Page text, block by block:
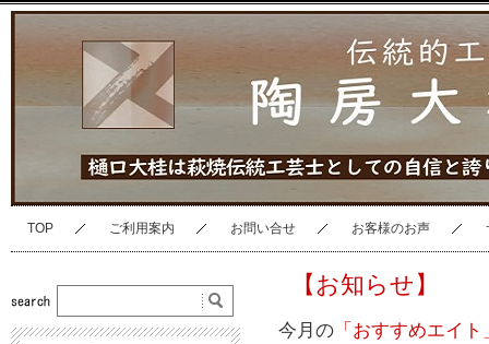
TOP ご利用案内 お問い合せ お客様のお声
【お知らせ】
今月の 「おすすめエイト